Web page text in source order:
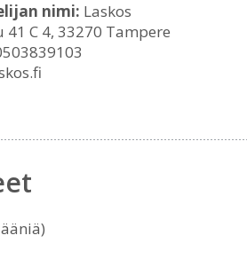
nimi: Laskos
C 4, 33270 Tampere